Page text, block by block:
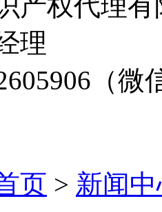
理
（微
页 > 新闻